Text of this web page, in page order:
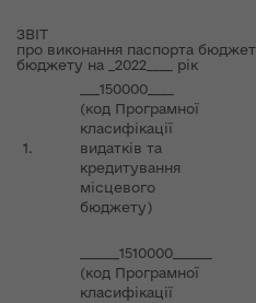
ЗВІТ
про виконання паспорта
бюджету на _2022____ рік
1.
___150000____
(код Програмної
класифікації
видатків та
кредитування
місцевого
бюджету)
______1510000______
(код Програмної
класифікації